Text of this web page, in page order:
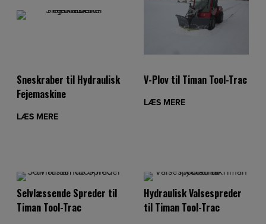
Sneskraber til Hydraulisk
Fejemaskine
LÆS MERE
V-Plov til Timan Tool-Trac
LÆS MERE
Selvlæssende Spreder til
Timan Tool-Trac
Hydraulisk Valsespreder
til Timan Tool-Trac